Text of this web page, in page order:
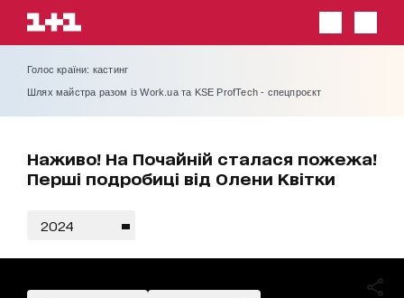
Голос країни: кастинг
Шлях майстра разом із Work.ua та KSE ProfTech - спецпроєкт
Наживо! На Почайній сталася пожежа!
Перші подробиці від Олени Квітки
2024